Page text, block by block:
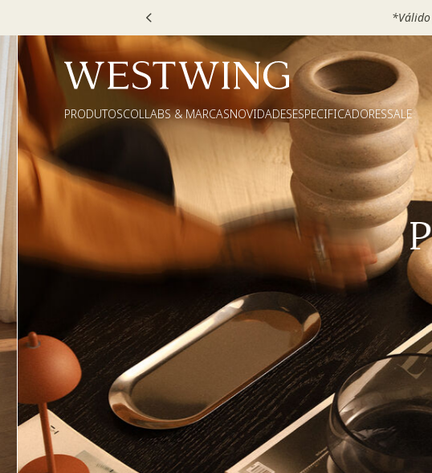
Escolha seu
PRODUTOSCOLLABS & MARCASNOVIDADESESPECIFICADORESSALE